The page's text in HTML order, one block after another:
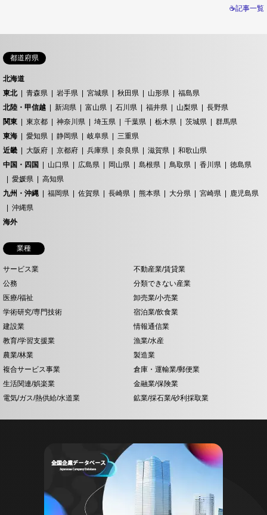
☕記事一覧
都道府県
北海道
東北
青森県 岩手県 宮城県 秋田県 山形県
福島県
北陸・甲信越
新潟県 富山県 石川県 福井県 山梨県
長野県
関東
東京都 神奈川県 埼玉県 千葉県 栃木県 茨城県
群馬県
東海
愛知県 静岡県 岐阜県
三重県
近畿
大阪府 京都府 兵庫県 奈良県 滋賀県
和歌山県
中国・四国
山口県 広島県 岡山県 島根県 鳥取県 香川県
徳島県
愛媛県
高知県
九州・沖縄
福岡県 佐賀県 長崎県 熊本県 大分県 宮崎県
鹿児島県
沖縄県
海外
業種
サービス業
不動産業/賃貸業
公務
分類できない産業
医療/福祉
卸売業/小売業
学術研究/専門技術
宿泊業/飲食業
建設業
情報通信業
教育/学習支援業
漁業/水産
農業/林業
製造業
複合サービス事業
倉庫・運輸業/郵便業
生活関連/娯楽業
金融業/保険業
電気/ガス/熱供給/水道業
鉱業/採石業/砂利採取業